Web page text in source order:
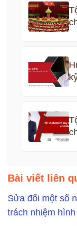
Bài viết liên
Sửa đổi một số
trách nhiệm